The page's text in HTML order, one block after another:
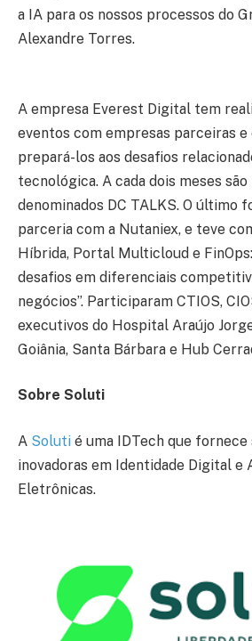
a IA para os nossos processos do
Alexandre Torres.
A empresa Everest Digital tem
eventos com empresas parceiras
prepará-los aos desafios
tecnológica. A cada dois meses são
denominados DC TALKS. O último
parceria com a Nutaniex, e teve
Híbrida, Portal Multicloud e
desafios em diferenciais
negócios”. Participaram CTIOS,
executivos do Hospital Araújo
Goiânia, Santa Bárbara e Hub
Sobre Soluti
A Soluti é uma IDTech que fornece
inovadoras em Identidade Digital e
Eletrônicas.